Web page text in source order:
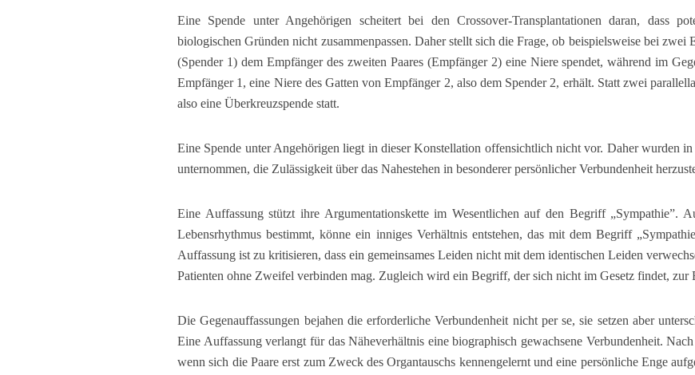
Eine Spende unter Angehörigen scheitert bei den Crossover-Transplantationen daran, dass
biologischen Gründen nicht zusammenpassen. Daher stellt sich die Frage, ob beispielsweise bei zwei
(Spender 1) dem Empfänger des zweiten Paares (Empfänger 2) eine Niere spendet, während im
Empfänger 1, eine Niere des Gatten von Empfänger 2, also dem Spender 2, erhält. Statt zwei
also eine Überkreuzspende statt.
Eine Spende unter Angehörigen liegt in dieser Konstellation offensichtlich nicht vor. Daher wurden
unternommen, die Zulässigkeit über das Nahestehen in besonderer persönlicher Verbundenheit
Eine Auffassung stützt ihre Argumentationskette im Wesentlichen auf den Begriff „Sympathie”.
Lebensrhythmus bestimmt, könne ein inniges Verhältnis entstehen, das mit dem Begriff
Auffassung ist zu kritisieren, dass ein gemeinsames Leiden nicht mit dem identischen Leiden
Patienten ohne Zweifel verbinden mag. Zugleich wird ein Begriff, der sich nicht im Gesetz findet, zur
Die Gegenauffassungen bejahen die erforderliche Verbundenheit nicht per se, sie setzen aber
Eine Auffassung verlangt für das Näheverhältnis eine biographisch gewachsene Verbundenheit.
wenn sich die Paare erst zum Zweck des Organtauschs kennengelernt und eine persönliche Enge